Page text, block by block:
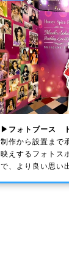
▶フォトブース
制作から設置まで
映えするフォトス
で、より良い思い